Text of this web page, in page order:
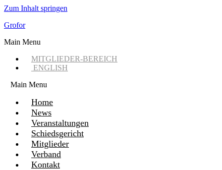
Zum Inhalt springen
Grofor
Main Menu
MITGLIEDER-BEREICH
ENGLISH
Main Menu
Home
News
Veranstaltungen
Schiedsgericht
Mitglieder
Verband
Kontakt